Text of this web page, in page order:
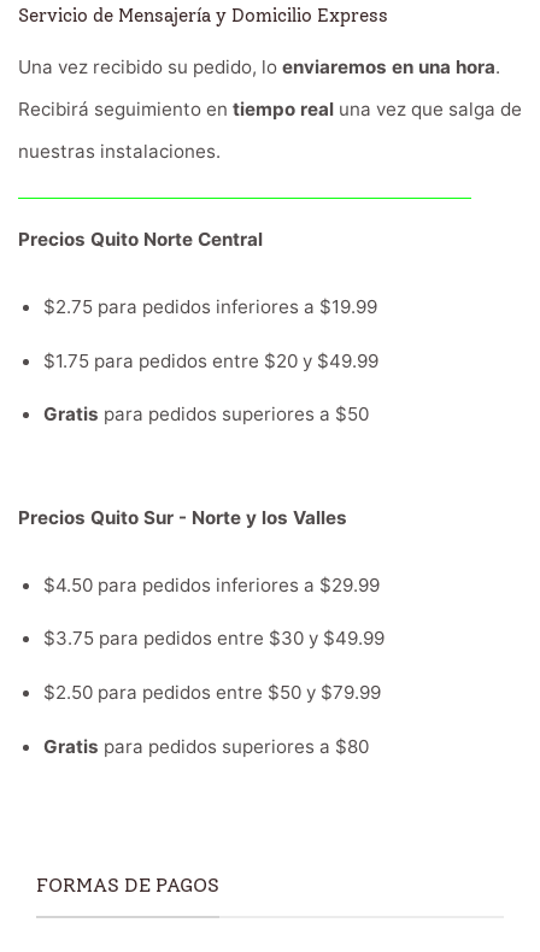
Servicio de Mensajería y Domicilio Express
Una vez recibido su pedido, lo enviaremos en una hora.
Recibirá seguimiento en tiempo real una vez que salga de
nuestras instalaciones.
Precios Quito Norte Central
$2.75 para pedidos inferiores a $19.99
$1.75 para pedidos entre $20 y $49.99
Gratis para pedidos superiores a $50
Precios Quito Sur - Norte y los Valles
$4.50 para pedidos inferiores a $29.99
$3.75 para pedidos entre $30 y $49.99
$2.50 para pedidos entre $50 y $79.99
Gratis para pedidos superiores a $80
FORMAS DE PAGOS